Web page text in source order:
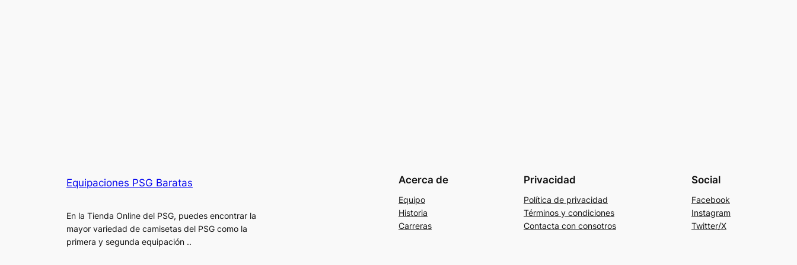
Equipaciones PSG Baratas
En la Tienda Online del PSG, puedes encontrar la
mayor variedad de camisetas del PSG como la
primera y segunda equipación ..
Acerca de
Equipo
Historia
Carreras
Privacidad
Política de privacidad
Términos y condiciones
Contacta con consotros
Social
Facebook
Instagram
Twitter/X